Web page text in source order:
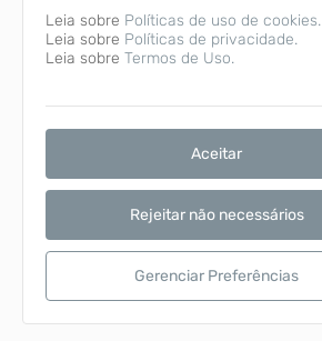
A página não foi
encontrada!
Voltar para o início
Leia sobre Políticas de uso de cookies.
Leia sobre Políticas de privacidade.
Leia sobre Termos de Uso.
Aceitar
Rejeitar não necessários
Gerenciar Preferências